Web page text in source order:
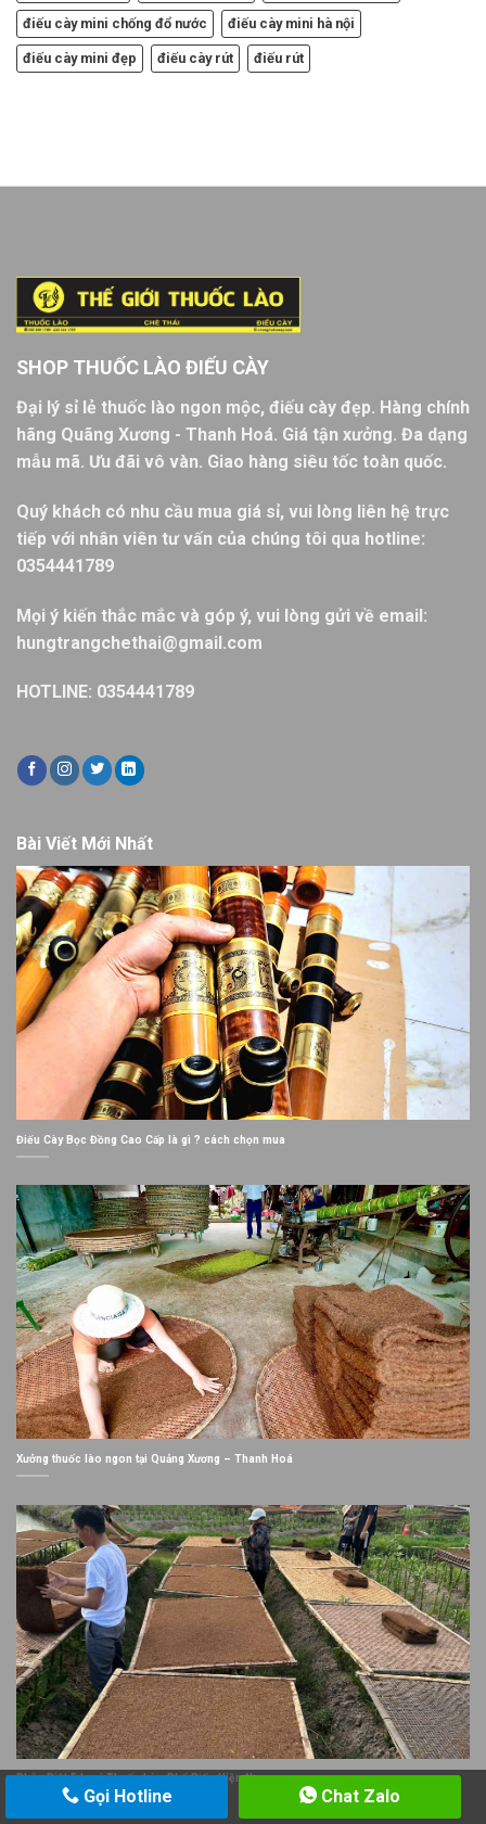
điếu cày mini chống đổ nước điếu cày mini hà nội
điếu cày mini đẹp điếu cày rút điếu rút
SHOP THUỐC LÀO ĐIẾU CÀY
Đại lý sỉ lẻ thuốc lào ngon mộc, điếu cày đẹp. Hàng chính
hãng Quãng Xương - Thanh Hoá. Giá tận xưởng. Đa dạng
mẫu mã. Ưu đãi vô vàn. Giao hàng siêu tốc toàn quốc.
Quý khách có nhu cầu mua giá sỉ, vui lòng liên hệ trực
tiếp với nhân viên tư vấn của chúng tôi qua hotline:
0354441789
Mọi ý kiến thắc mắc và góp ý, vui lòng gửi về email:
hungtrangchethai@gmail.com
HOTLINE: 0354441789
Bài Viết Mới Nhất
Điếu Cày Bọc Đồng Cao Cấp là gì ? cách chọn mua
Xưởng thuốc lào ngon tại Quảng Xương – Thanh Hoá
Phân Biệt 5 Loại Thuốc Lào Phổ Biến Hiện Nay
Gọi Hotline Chat Zalo